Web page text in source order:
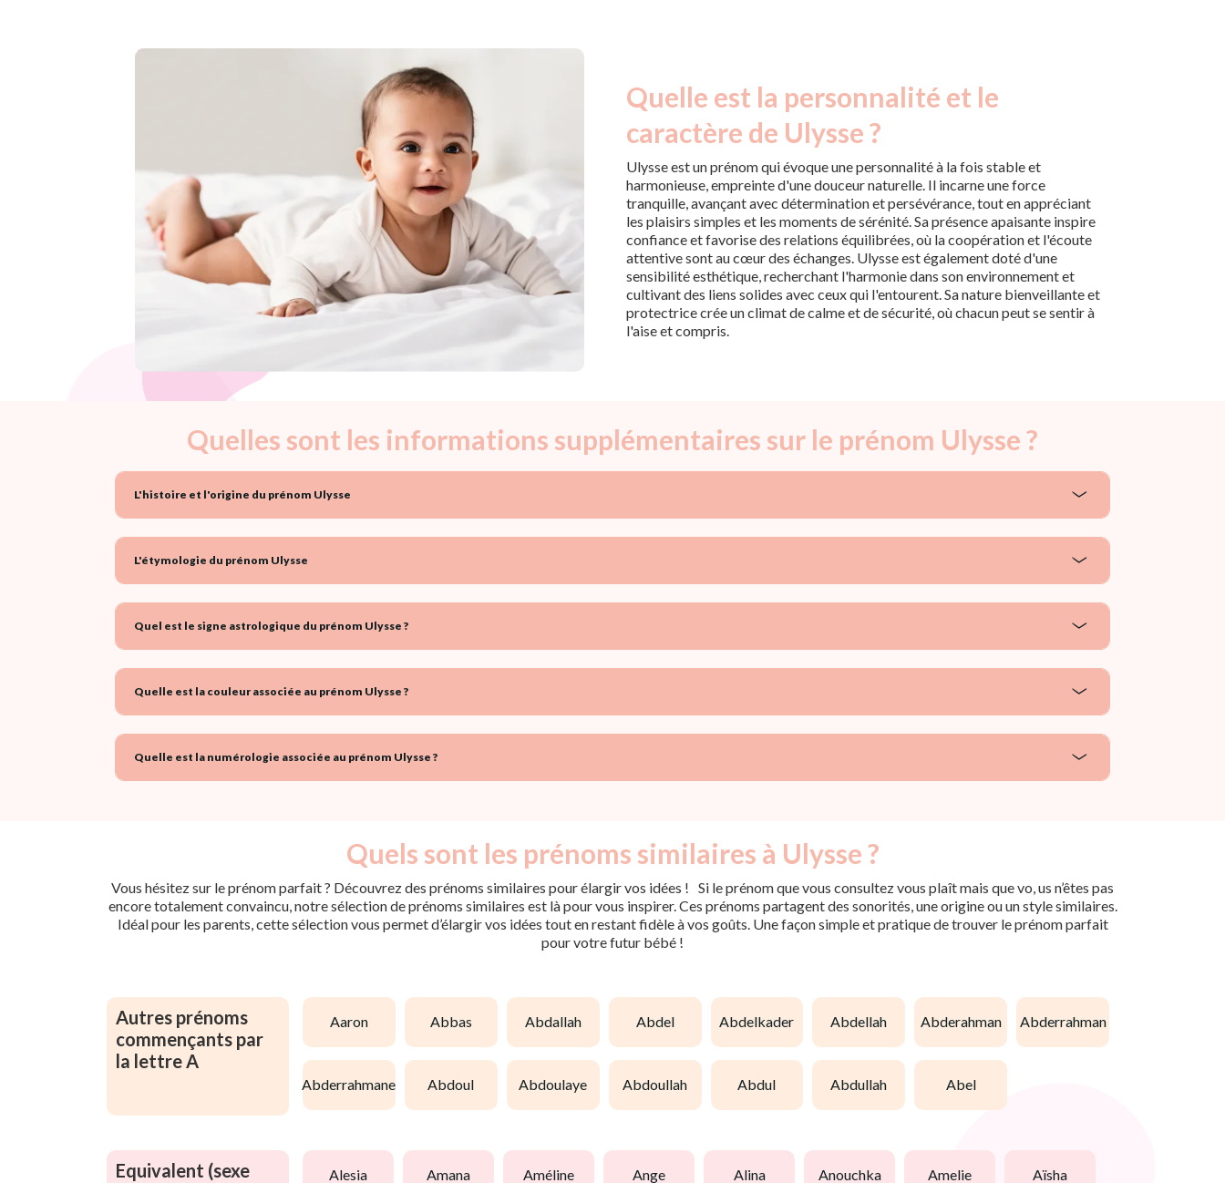
Quelle est la personnalité et le
caractère de Ulysse ?
Ulysse est un prénom qui évoque une personnalité à la fois stable et
harmonieuse, empreinte d'une douceur naturelle. Il incarne une force
tranquille, avançant avec détermination et persévérance, tout en appréciant
les plaisirs simples et les moments de sérénité. Sa présence apaisante inspire
confiance et favorise des relations équilibrées, où la coopération et l'écoute
attentive sont au cœur des échanges. Ulysse est également doté d'une
sensibilité esthétique, recherchant l'harmonie dans son environnement et
cultivant des liens solides avec ceux qui l'entourent. Sa nature bienveillante et
protectrice crée un climat de calme et de sécurité, où chacun peut se sentir à
l'aise et compris.
Quelles sont les informations supplémentaires sur le prénom Ulysse ?
L'histoire et l'origine du prénom Ulysse
L'étymologie du prénom Ulysse
Quel est le signe astrologique du prénom Ulysse ?
Quelle est la couleur associée au prénom Ulysse ?
Quelle est la numérologie associée au prénom Ulysse ?
Quels sont les prénoms similaires à Ulysse ?
Vous hésitez sur le prénom parfait ? Découvrez des prénoms similaires pour élargir vos idées ! Si le prénom que vous consultez vous plaît mais que vo, us n’êtes pas
encore totalement convaincu, notre sélection de prénoms similaires est là pour vous inspirer. Ces prénoms partagent des sonorités, une origine ou un style similaires.
Idéal pour les parents, cette sélection vous permet d’élargir vos idées tout en restant fidèle à vos goûts. Une façon simple et pratique de trouver le prénom parfait
pour votre futur bébé !
Autres prénoms
commençants par
la lettre A
aaron abbas abdallah abdel abdelkader abdellah abderahman abderrahman
abderrahmane abdoul abdoulaye abdoullah abdul abdullah abel
Equivalent (sexe
alesia amana améline ange alina anouchka amelie aïsha